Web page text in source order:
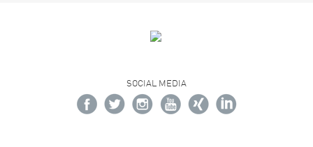
SOCIAL MEDIA